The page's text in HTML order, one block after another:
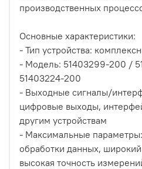
производственных
Основные характеристики:
- Тип устройства:
- Модель: 51403299-200 /
51403224-200
- Выходные сигналы/
цифровые выходы,
другим устройствам
- Максимальные
обработки данных,
высокая точность